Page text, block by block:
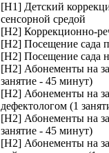
[H1] Детский
сенсорной средой
[H2] Коррекционно-
[H2] Посещение сада
[H2] Посещение сада
[H2] Абонементы на
занятие - 45 минут)
[H2] Абонементы на
дефектологом (1
[H2] Абонементы на
занятие - 45 минут)
[H2] Абонементы на